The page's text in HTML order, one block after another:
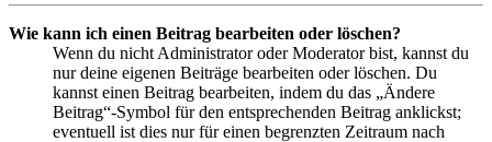
Wie kann ich einen Beitrag bearbeiten oder löschen?
Wenn du nicht Administrator oder Moderator bist, kannst du
nur deine eigenen Beiträge bearbeiten oder löschen. Du
kannst einen Beitrag bearbeiten, indem du das „Ändere
Beitrag“-Symbol für den entsprechenden Beitrag anklickst;
eventuell ist dies nur für einen begrenzten Zeitraum nach